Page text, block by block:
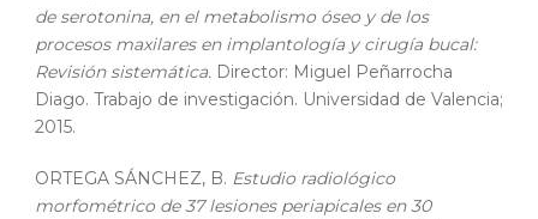
de serotonina, en el metabolismo óseo y de los
procesos maxilares en implantología y cirugía bucal:
Revisión sistemática. Director: Miguel Peñarrocha
Diago. Trabajo de investigación. Universidad de Valencia;
2015.
ORTEGA SÁNCHEZ, B. Estudio radiológico
morfométrico de 37 lesiones periapicales en 30